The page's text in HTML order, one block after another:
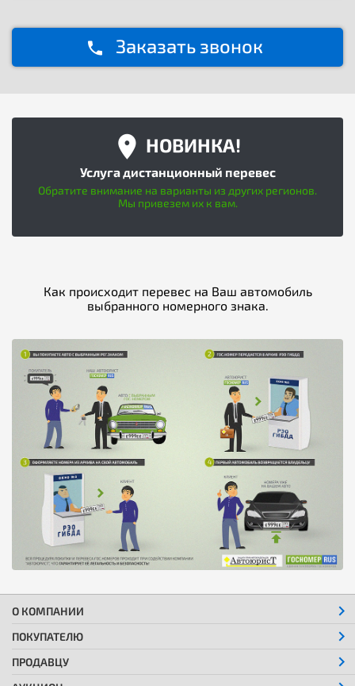
Заказать звонок
НОВИНКА!
Услуга дистанционный перевес
Обратите внимание на варианты из других регионов.
Мы привезем их к вам.
Как происходит перевес на Ваш автомобиль
выбранного номерного знака.
О КОМПАНИИ
ПОКУПАТЕЛЮ
ПРОДАВЦУ